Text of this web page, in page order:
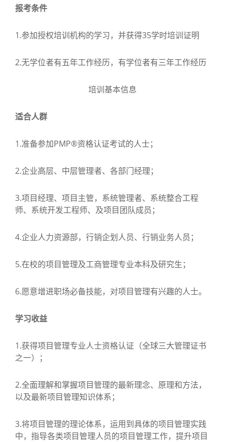
报考条件
1.参加授权培训机构的学习，并获得35学时培训证明
2.无学位者有五年工作经历，有学位者有三年工作经历
培训基本信息
适合人群
1.准备参加PMP®资格认证考试的人士；
2.企业高层、中层管理者、各部门经理；
3.项目经理、项目主管，系统管理者、系统整合工程
师、系统开发工程师、及项目团队成员；
4.企业人力资源部，行销企划人员、行销业务人员；
5.在校的项目管理及工商管理专业本科及研究生；
6.愿意增进职场必备技能，对项目管理有兴趣的人士。
学习收益
1.获得项目管理专业人士资格认证（全球三大管理证书
之一）；
2.全面理解和掌握项目管理的最新理念、原理和方法，
以及最新项目管理知识体系；
3.将项目管理的理论体系，运用到具体的项目管理实践
中，指导各类项目管理人员的项目管理工作，提升项目